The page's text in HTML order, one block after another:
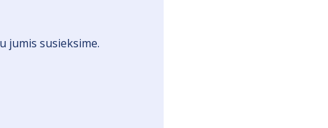
jumis susieksime.